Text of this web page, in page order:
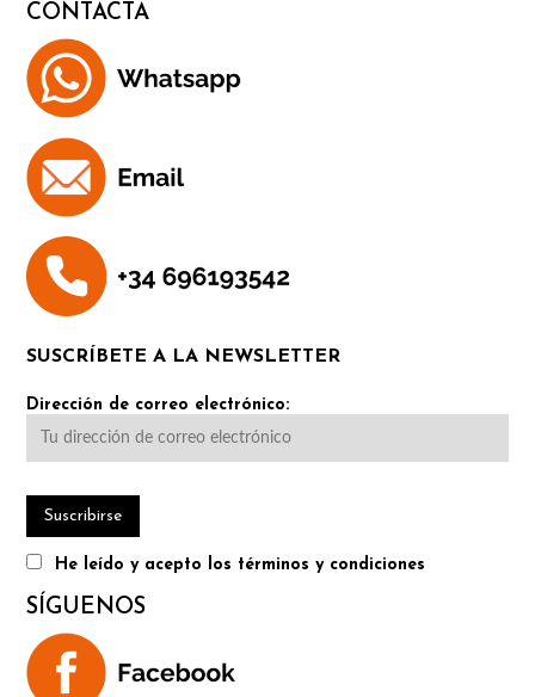
CONTACTA
SUSCRÍBETE A LA NEWSLETTER
Dirección de correo electrónico:
He leído y acepto los términos y condiciones
SÍGUENOS